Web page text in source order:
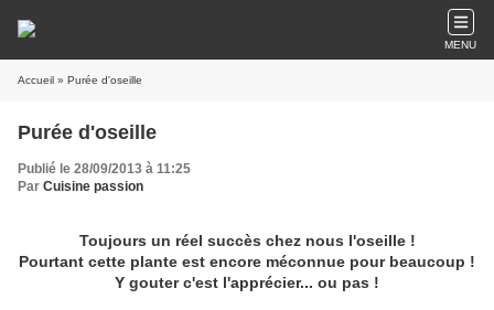
MENU
Accueil » Purée d'oseille
Purée d'oseille
Publié le 28/09/2013 à 11:25
Par Cuisine passion
Toujours un réel succès chez nous l'oseille !
Pourtant cette plante est encore méconnue pour beaucoup !
Y gouter c'est l'apprécier... ou pas !